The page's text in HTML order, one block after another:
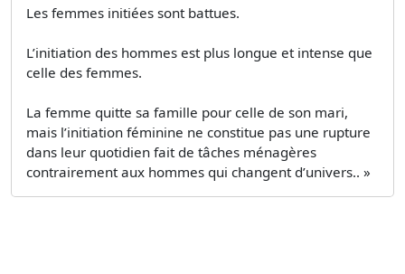
Les femmes initiées sont battues.
L’initiation des hommes est plus longue et intense que
celle des femmes.
La femme quitte sa famille pour celle de son mari,
mais l’initiation féminine ne constitue pas une rupture
dans leur quotidien fait de tâches ménagères
contrairement aux hommes qui changent d’univers.. »